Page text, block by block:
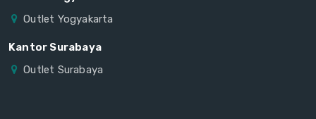
Outlet Yogyakarta
Kantor Surabaya
Outlet Surabaya